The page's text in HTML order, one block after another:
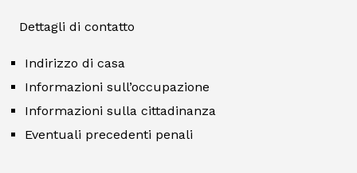
Dettagli di contatto
Indirizzo di casa
Informazioni sull’occupazione
Informazioni sulla cittadinanza
Eventuali precedenti penali